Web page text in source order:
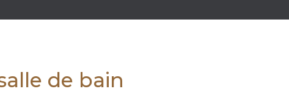
de bain